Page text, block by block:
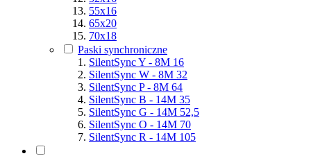
55x16
65x20
70x18
Paski synchroniczne
SilentSync Y - 8M 16
SilentSync W - 8M 32
SilentSync P - 8M 64
SilentSync B - 14M 35
SilentSync G - 14M 52,5
SilentSync O - 14M 70
SilentSync R - 14M 105